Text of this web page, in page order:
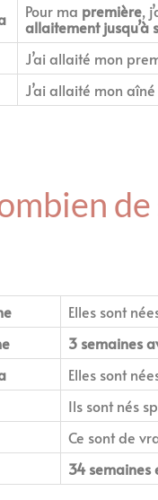
Pour ma première,
allaitement jusqu’à
J’ai allaité mon
J’ai allaité mon aîné
Elles sont
3 semaines
Elles sont
Ils sont nés
Ce sont de
34 semaines